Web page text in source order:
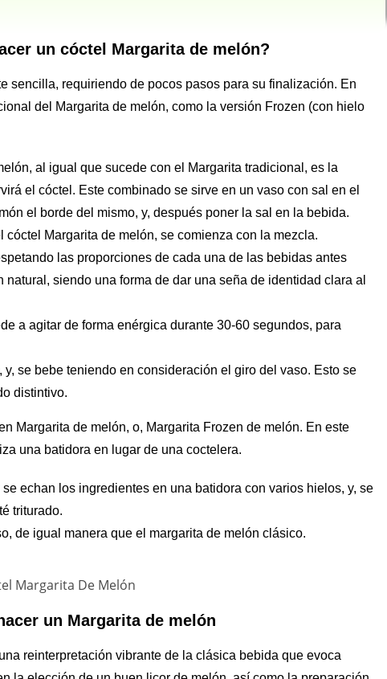
un cóctel Margarita de melón?
sencilla, requiriendo de pocos pasos para su finalización. En
del Margarita de melón, como la versión Frozen (con hielo
al igual que sucede con el Margarita tradicional, es la
el cóctel. Este combinado se sirve en un vaso con sal en el
el borde del mismo, y, después poner la sal en la bebida.
Margarita de melón, se comienza con la mezcla.
las proporciones de cada una de las bebidas antes
siendo una forma de dar una seña de identidad clara al
a agitar de forma enérgica durante 30-60 segundos, para
se bebe teniendo en consideración el giro del vaso. Esto se
distintivo.
Margarita de melón, o, Margarita Frozen de melón. En este
una batidora en lugar de una coctelera.
echan los ingredientes en una batidora con varios hielos, y, se
triturado.
de igual manera que el margarita de melón clásico.
un Margarita de melón
reinterpretación vibrante de la clásica bebida que evoca